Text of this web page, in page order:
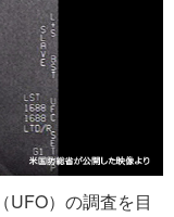
UFO）の調査を目